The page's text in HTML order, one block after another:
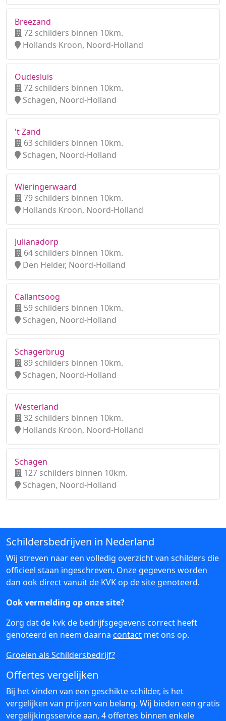
Breezand
72 schilders binnen 10km.
Hollands Kroon, Noord-Holland
Oudesluis
72 schilders binnen 10km.
Schagen, Noord-Holland
't Zand
63 schilders binnen 10km.
Schagen, Noord-Holland
Wieringerwaard
79 schilders binnen 10km.
Hollands Kroon, Noord-Holland
Julianadorp
64 schilders binnen 10km.
Den Helder, Noord-Holland
Callantsoog
59 schilders binnen 10km.
Schagen, Noord-Holland
Schagerbrug
89 schilders binnen 10km.
Schagen, Noord-Holland
Westerland
32 schilders binnen 10km.
Hollands Kroon, Noord-Holland
Schagen
127 schilders binnen 10km.
Schagen, Noord-Holland
Schildersbedrijven in Nederland
Wij streven naar een volledig overzicht van schilders die
officieel staan ingeschreven. Onze gegevens worden
dan ook direct vanuit de KVK op de site genoteerd.
Ook vermelding op onze site?
Zorg dat de kvk de bedrijfsgegevens correct heeft
genoteerd en neem daarna contact met ons op.
Groeien als Schildersbedrijf?
Offertes vergelijken
Bij het vinden van een geschikte schilder, is het
vergelijken van prijzen van belang. Wij bieden een gratis
vergelijkingsservice aan, 4 offertes binnen enkele